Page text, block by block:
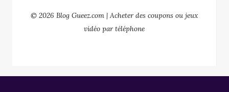
© 2026 Blog Gueez.com | Acheter des coupons ou jeux
vidéo par téléphone